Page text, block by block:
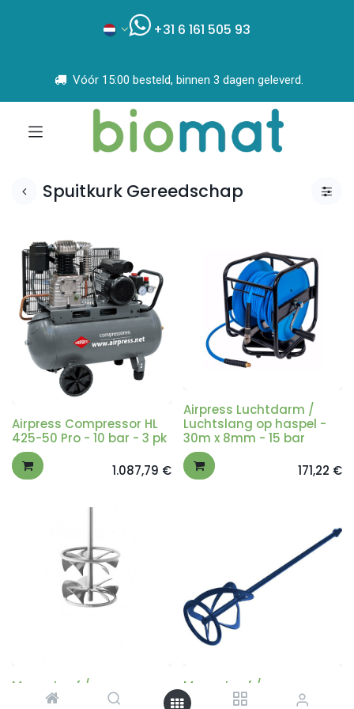
+31 6 161 505 93
Vóór 15:00 besteld, binnen 3 dagen geleverd.
Spuitkurk Gereedschap
Airpress Compressor HL
425-50 Pro - 10 bar - 3 pk
1.087,79 €
Airpress Luchtdarm /
Luchtslang op haspel -
30m x 8mm - 15 bar
171,22 €
Mengstaaf /
Schijfroerder voor
Mengstaaf /
Spiraalmenger voor